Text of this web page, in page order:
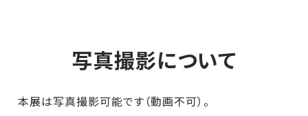
写真撮影について
本展は写真撮影可能です（動画不可）。